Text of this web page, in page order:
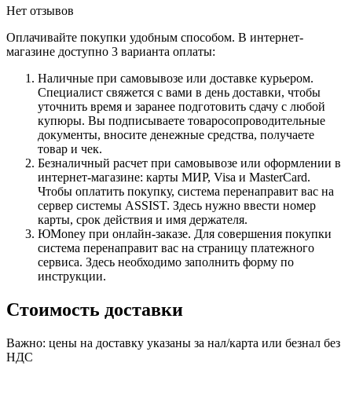
Нет отзывов
Оплачивайте покупки удобным способом. В интернет-
магазине доступно 3 варианта оплаты:
Наличные при самовывозе или доставке курьером.
Специалист свяжется с вами в день доставки, чтобы
уточнить время и заранее подготовить сдачу с любой
купюры. Вы подписываете товаросопроводительные
документы, вносите денежные средства, получаете
товар и чек.
Безналичный расчет при самовывозе или оформлении в
интернет-магазине: карты МИР, Visa и MasterCard.
Чтобы оплатить покупку, система перенаправит вас на
сервер системы ASSIST. Здесь нужно ввести номер
карты, срок действия и имя держателя.
ЮMoney при онлайн-заказе. Для совершения покупки
система перенаправит вас на страницу платежного
сервиса. Здесь необходимо заполнить форму по
инструкции.
Стоимость доставки
Важно: цены на доставку указаны за нал/карта или безнал без
НДС